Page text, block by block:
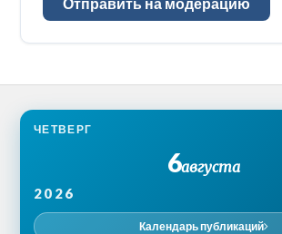
ЧЕТВЕРГ
6августа
2026
Календарь публикаций